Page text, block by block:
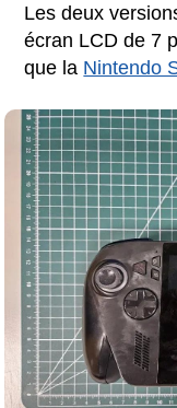
Les deux
écran LCD de 7
que la Nintendo